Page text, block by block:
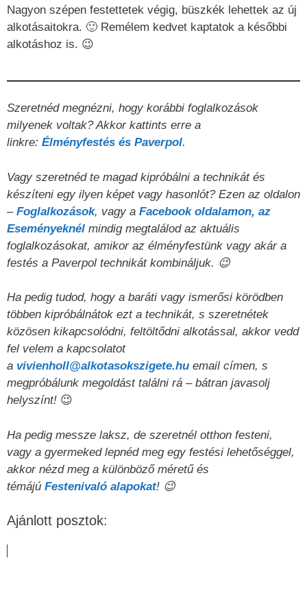
Nagyon szépen festettetek végig, büszkék lehettek az új
alkotásaitokra. 🙂 Remélem kedvet kaptatok a későbbi
alkotáshoz is. 😉
Szeretnéd megnézni, hogy korábbi foglalkozások
milyenek voltak? Akkor kattints erre a
linkre: Élményfestés és Paverpol.
Vagy szeretnéd te magad kipróbálni a technikát és
készíteni egy ilyen képet vagy hasonlót? Ezen az oldalon
– Foglalkozások, vagy a Facebook oldalamon, az
Eseményeknél mindig megtalálod az aktuális
foglalkozásokat, amikor az élményfestünk vagy akár a
festés a Paverpol technikát kombináljuk. 😉
Ha pedig tudod, hogy a baráti vagy ismerősi körödben
többen kipróbálnátok ezt a technikát, s szeretnétek
közösen kikapcsolódni, feltöltődni alkotással, akkor vedd
fel velem a kapcsolatot
a vivienholl@alkotasokszigete.hu email címen, s
megpróbálunk megoldást találni rá – bátran javasolj
helyszínt! 😉
Ha pedig messze laksz, de szeretnél otthon festeni,
vagy a gyermeked lepnéd meg egy festési lehetőséggel,
akkor nézd meg a különböző méretű és
témájú Festenivaló alapokat! 😉
Ajánlott posztok: